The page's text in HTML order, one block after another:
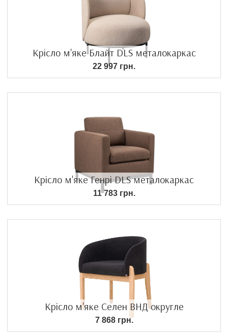
Крісло м'яке Блайт DLS металокаркас
22 997 грн.
Крісло м'яке Генрі DLS металокаркас
11 783 грн.
Крісло м'яке Селен ВНД округле
7 868 грн.